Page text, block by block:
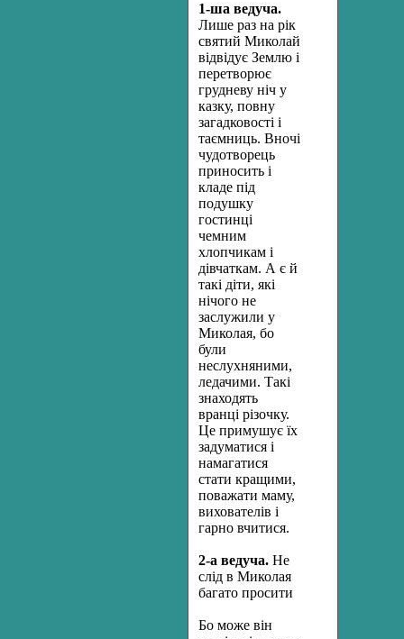
1-ша ведуча.
Лише раз на рік
святий Миколай
відвідує Землю і
перетворює
грудневу ніч у
казку, повну
загадковості і
таємниць. Вночі
чудотворець
приносить і
кладе під
подушку
гостинці
чемним
хлопчикам і
дівчаткам. А є й
такі діти, які
нічого не
заслужили у
Миколая, бо
були
неслухняними,
ледачими. Такі
знаходять
вранці різочку.
Це примушує їх
задуматися і
намагатися
стати кращими,
поважати маму,
вихователів і
гарно вчитися.
2-а ведуча. Не
слід в Миколая
багато просити
Бо може він